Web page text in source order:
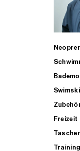
Freizeit
Training